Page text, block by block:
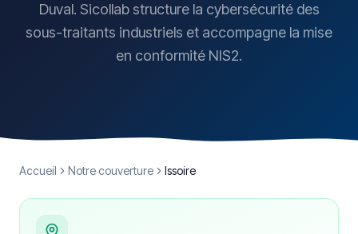
Duval. Sicollab structure la cybersécurité des
sous-traitants industriels et accompagne la mise
en conformité NIS2.
Accueil Notre couverture Issoire